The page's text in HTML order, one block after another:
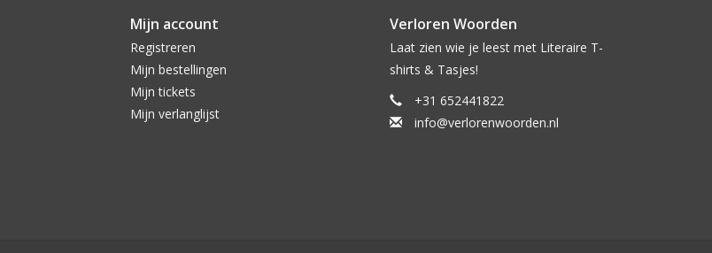
Mijn account
Registreren
Mijn bestellingen
Mijn tickets
Mijn verlanglijst
Verloren Woorden
Laat zien wie je leest met Literaire T-
shirts & Tasjes!
+31 652441822
info@verlorenwoorden.nl